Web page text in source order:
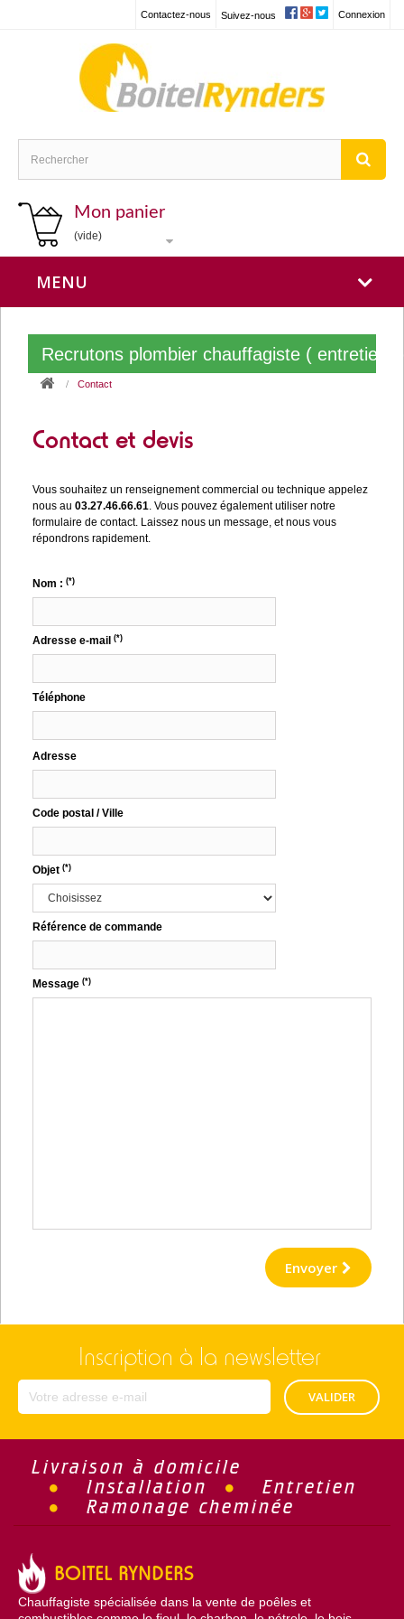
Connexion
Suivez-nous
Contactez-nous
Mon panier
(vide)
MENU
Recrutons plombier chauffagiste ( entretien
Contact
Contact et devis
Vous souhaitez un renseignement commercial ou technique appelez
nous au 03.27.46.66.61. Vous pouvez également utiliser notre
formulaire de contact. Laissez nous un message, et nous vous
répondrons rapidement.
Nom : (*)
Adresse e-mail (*)
Téléphone
Adresse
Code postal / Ville
Objet (*)
Référence de commande
Message (*)
Envoyer
Inscription à la newsletter
VALIDER
Livraison à domicile
Installation
Entretien
Ramonage cheminée
BOITEL RYNDERS
Chauffagiste spécialisée dans la vente de poêles et